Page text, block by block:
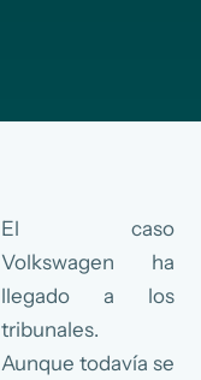
El caso
Volkswagen ha
llegado a los
tribunales.
Aunque todavía se